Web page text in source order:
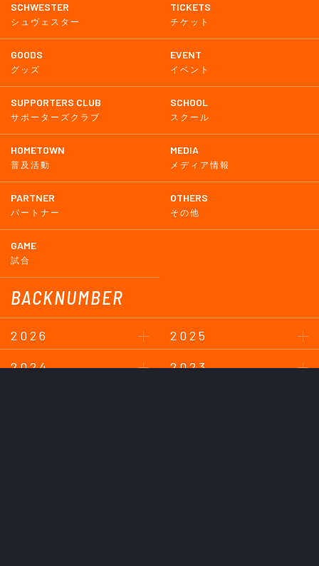
SCHWESTER
シュヴェスター
TICKETS
チケット
GOODS
グッズ
EVENT
イベント
SUPPORTERS CLUB
サポーターズクラブ
SCHOOL
スクール
HOMETOWN
普及活動
MEDIA
メディア情報
PARTNER
パートナー
OTHERS
その他
GAME
試合
BACKNUMBER
2026
2025
2024
2023